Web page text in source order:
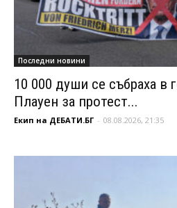
Последни новини
10 000 души се събраха в
Плауен за протест...
Екип на ДЕБАТИ.БГ - 08.08.2026, 21:35